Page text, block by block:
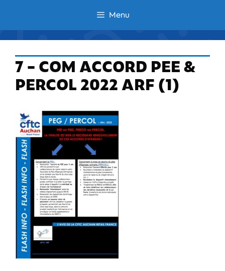
contenu
Menu
7 – COM ACCORD PEE &
PERCOL 2022 ARF (1)